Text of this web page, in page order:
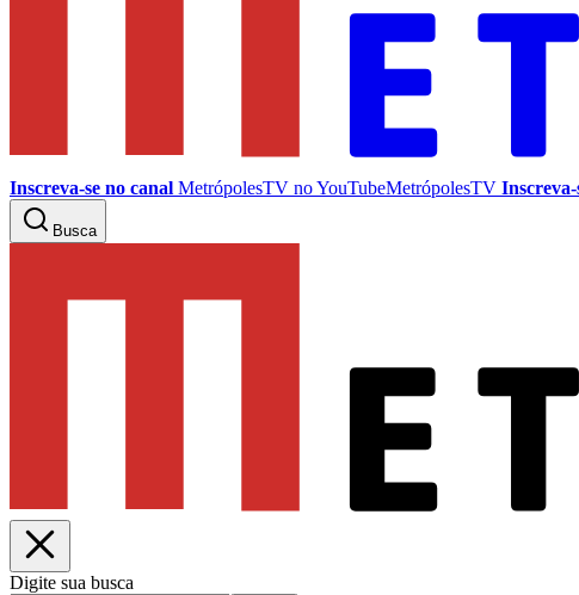
Inscreva-se no canal MetrópolesTV noYouTubeMetrópolesTV Inscreva-
Busca
Digite sua busca